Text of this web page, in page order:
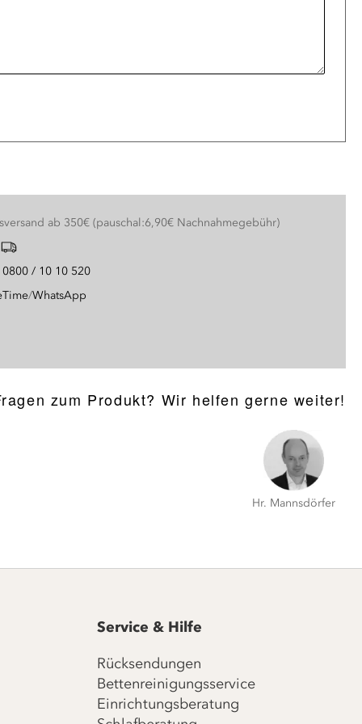
ab 350€ (pauschal:6,90€ Nachnahmegebühr)
0800 / 10 10 520
/WhatsApp
zum Produkt? Wir helfen gerne weiter!
Hr. Mannsdörfer
Service & Hilfe
Rücksendungen
Bettenreinigungsservice
Einrichtungsberatung